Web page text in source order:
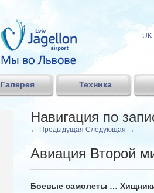
UK
Галерея Техника
Навигация по
← Предыдущая Следующая →
Авиация Второй
Боевые самолеты …